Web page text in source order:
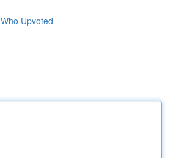
Who Upvoted